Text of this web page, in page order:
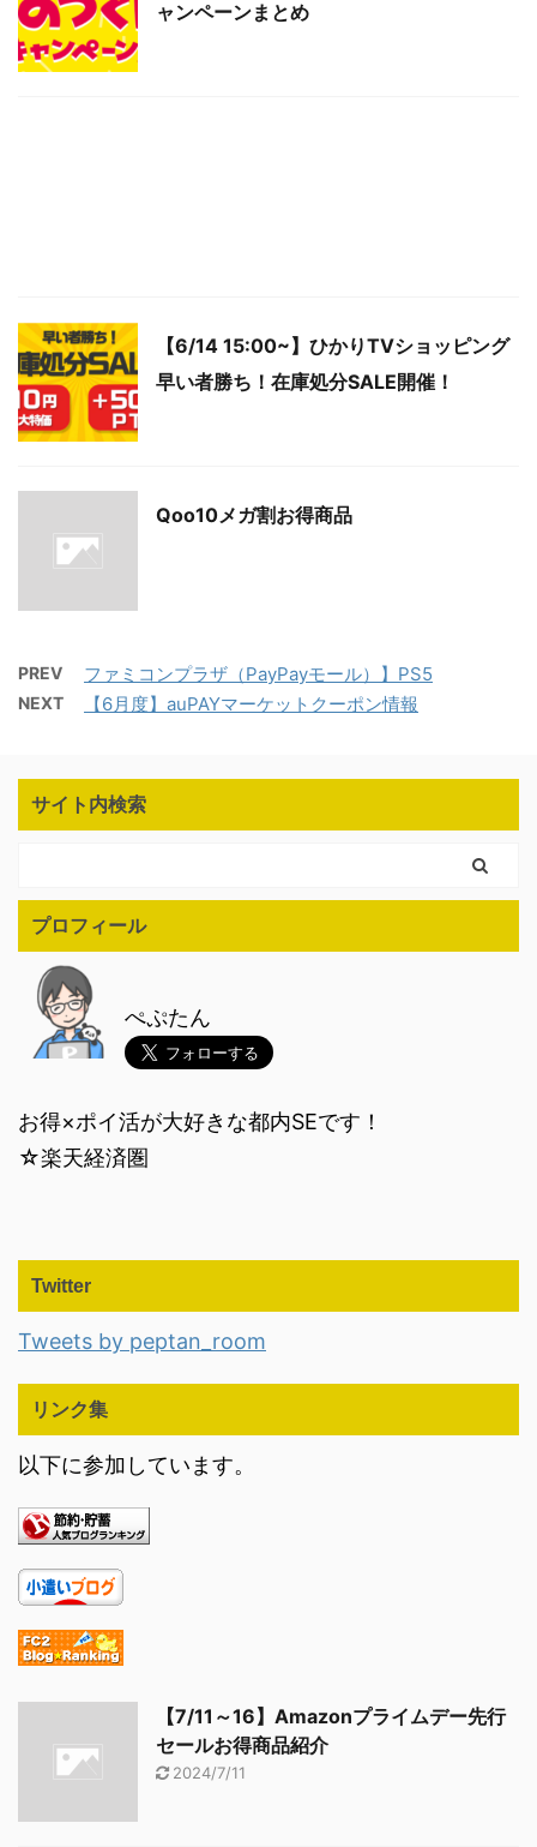
ャンペーンまとめ
【6/14 15:00~】ひかりTVショッピング
早い者勝ち！在庫処分SALE開催！
Qoo10メガ割お得商品
PREV ファミコンプラザ（PayPayモール）】PS5
NEXT 【6月度】auPAYマーケットクーポン情報
サイト内検索
プロフィール
ぺぷたん
お得×ポイ活が大好きな都内SEです！
☆楽天経済圏
Twitter
Tweets by peptan_room
リンク集
以下に参加しています。
【7/11～16】Amazonプライムデー先行
セールお得商品紹介
2024/7/11